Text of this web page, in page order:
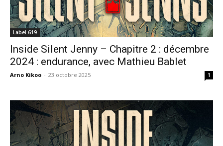
Label 619
Inside Silent Jenny – Chapitre 2 : décembre
2024 : endurance, avec Mathieu Bablet
Arno Kikoo - 23 octobre 2025 1